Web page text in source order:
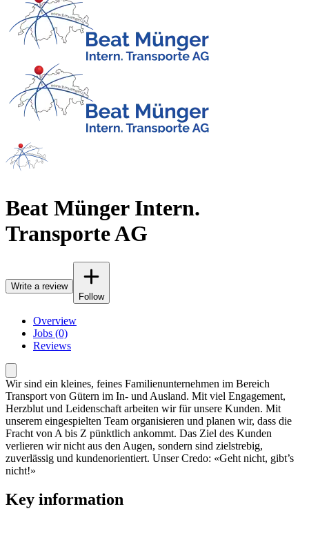
Beat Münger Intern.
Transporte AG
Write a review
Follow
Overview
Jobs (0)
Reviews
Wir sind ein kleines, feines Familienunternehmen im Bereich
Transport von Gütern im In- und Ausland. Mit viel Engagement,
Herzblut und Leidenschaft arbeiten wir für unsere Kunden. Mit
unserem eingespielten Team organisieren und planen wir, dass die
Fracht von A bis Z pünktlich ankommt. Das Ziel des Kunden
verlieren wir nicht aus den Augen, sondern sind zielstrebig,
zuverlässig und kundenorientiert. Unser Credo: «Geht nicht, gibt’s
nicht!»
Key information